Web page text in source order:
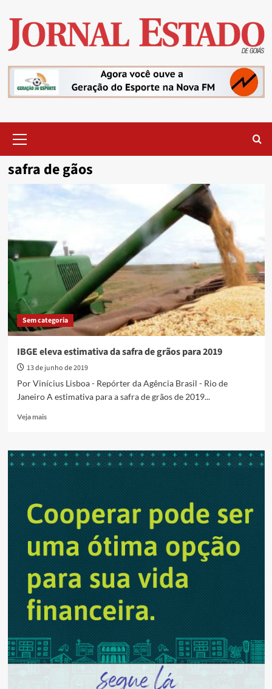
content
Menu
safra de gãos
Sem categoria
IBGE eleva estimativa da safra de grãos para 2019
13 de junho de 2019
Por Vinícius Lisboa - Repórter da Agência Brasil - Rio de
Janeiro A estimativa para a safra de grãos de 2019...
Veja maisRead
IBGE
eleva
de
grãos
2019